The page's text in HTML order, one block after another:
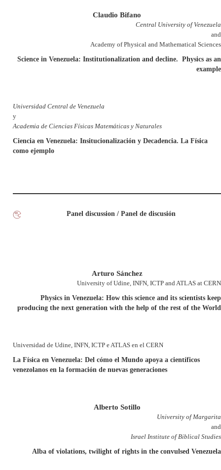
Claudio Bifano
Central University of Venezuela
and
Academy of Physical and Mathematical Sciences
Science in Venezuela: Institutionalization and decline. Physics as an
example
Universidad Central de Venezuela
y
Academia de Ciencias Físicas Matemáticas y Naturales
Ciencia en Venezuela: Insitucionalización y Decadencia. La Física
como ejemplo
Panel discussion / Panel de discusión
Arturo Sánchez
University of Udine, INFN, ICTP and ATLAS at CERN
Physics in Venezuela: How this science and its scientists keep
producing the next generation with the help of the rest of the World
Universidad de Udine, INFN, ICTP e ATLAS en el CERN
La Física en Venezuela: Del cómo el Mundo apoya a científicos
venezolanos en la formación de nuevas generaciones
Alberto Sotillo
University of Margarita
and
Israel Institute of Biblical Studies
Alba of violations, twilight of rights in the convulsed Venezuela